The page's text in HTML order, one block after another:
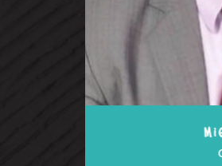
MIGUEL ÁNGEL